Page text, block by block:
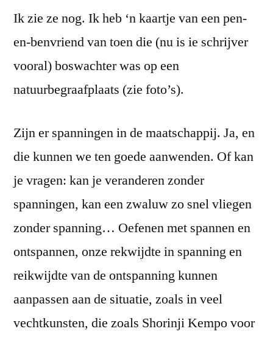
Ik zie ze nog. Ik heb ‘n kaartje van een pen-
en-benvriend van toen die (nu is ie schrijver
vooral) boswachter was op een
natuurbegraafplaats (zie foto’s).
Zijn er spanningen in de maatschappij. Ja, en
die kunnen we ten goede aanwenden. Of kan
je vragen: kan je veranderen zonder
spanningen, kan een zwaluw zo snel vliegen
zonder spanning… Oefenen met spannen en
ontspannen, onze rekwijdte in spanning en
reikwijdte van de ontspanning kunnen
aanpassen aan de situatie, zoals in veel
vechtkunsten, die zoals Shorinji Kempo voor